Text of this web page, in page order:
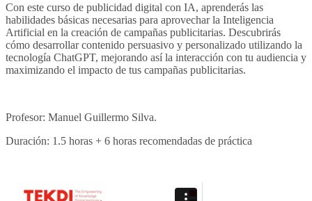
Con este curso de publicidad digital con IA, aprenderás las
habilidades básicas necesarias para aprovechar la Inteligencia
Artificial en la creación de campañas publicitarias. Descubrirás
cómo desarrollar contenido persuasivo y personalizado utilizando la
tecnología ChatGPT, mejorando así la interacción con tu audiencia y
maximizando el impacto de tus campañas publicitarias.
Profesor: Manuel Guillermo Silva.
Duración: 1.5 horas + 6 horas recomendadas de práctica